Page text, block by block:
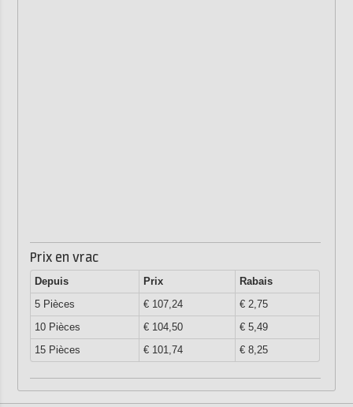
Prix en vrac
Depuis Prix
Rabais
5 Pièces
€ 107,24
€ 2,75
10 Pièces
€ 104,50
€ 5,49
15 Pièces
€ 101,74 € 8,25